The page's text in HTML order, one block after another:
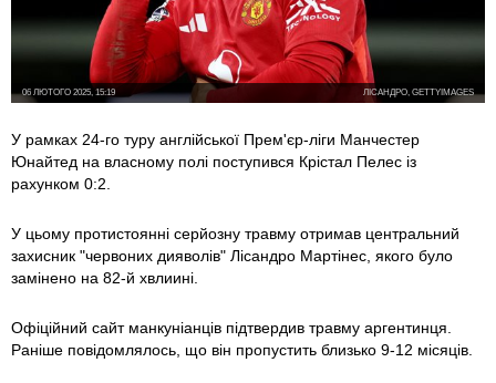
ЛІСАНДРО, GETTYIMAGES
06 ЛЮТОГО 2025, 15:19
У рамках 24-го туру англійської Прем'єр-ліги Манчестер
Юнайтед на власному полі поступився Крістал Пелес із
рахунком 0:2.
У цьому протистоянні серйозну травму отримав центральний
захисник "червоних дияволів" Лісандро Мартінес, якого було
замінено на 82-й хвлиині.
Офіційний сайт манкуніанців підтвердив травму аргентинця.
Раніше повідомлялось, що він пропустить близько 9-12 місяців.